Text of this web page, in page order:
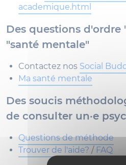
academique.html
Des questions d'ordre
"santé mentale"
Contactez nos Social
Ma santé mentale
Des soucis
de consulter un·e
Questions de méthode
Trouver de l'aide? / FAQ